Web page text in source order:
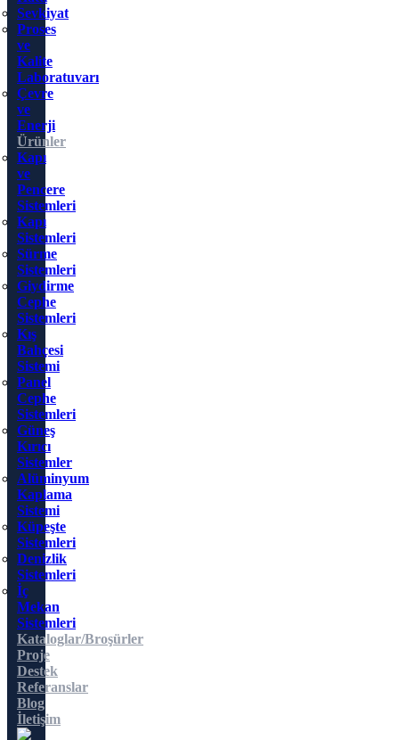
Sevkiyat
Proses
ve
Kalite
Laboratuvarı
Çevre
ve
Enerji
Ürünler
Kapı
ve
Pencere
Sistemleri
Kapı
Sistemleri
Sürme
Sistemleri
Giydirme
Cephe
Sistemleri
Kış
Bahçesi
Sistemi
Panel
Cephe
Sistemleri
Güneş
Kırıcı
Sistemler
Alüminyum
Kaplama
Sistemi
Küpeşte
Sistemleri
Denizlik
Sistemleri
İç
Mekan
Sistemleri
Kataloglar/Broşürler
Proje
Destek
Referanslar
Blog
İletişim